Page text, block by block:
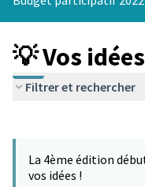
💡 Vos idées
Filtrer et rechercher
−
La 4ème édition
vos idées !